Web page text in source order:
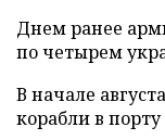
Днем ранее
по четырем
В начале
корабли в